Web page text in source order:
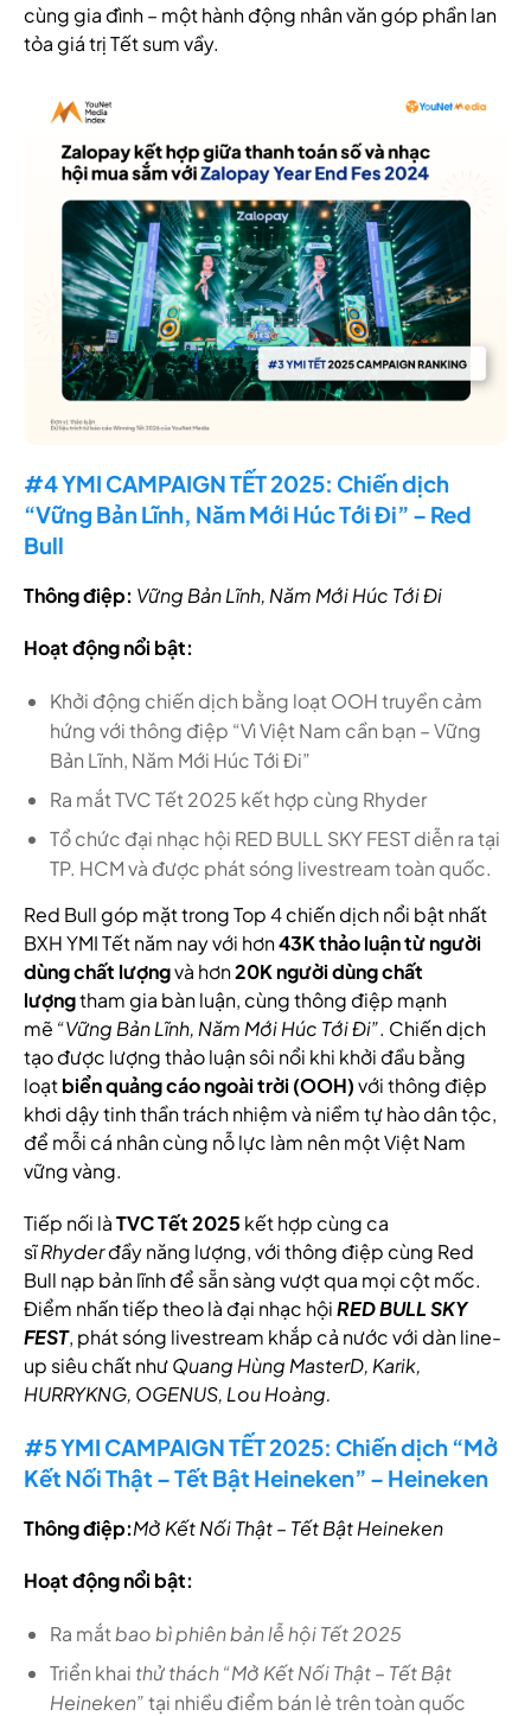
cùng gia đình – một hành động nhân văn góp phần lan
tỏa giá trị Tết sum vầy.
#4 YMI CAMPAIGN TẾT 2025: Chiến dịch
“Vững Bản Lĩnh, Năm Mới Húc Tới Đi” – Red
Bull
Thông điệp: Vững Bản Lĩnh, Năm Mới Húc Tới Đi
Hoạt động nổi bật:
Khởi động chiến dịch bằng loạt OOH truyền cảm
hứng với thông điệp “Vì Việt Nam cần bạn – Vững
Bản Lĩnh, Năm Mới Húc Tới Đi”
Ra mắt TVC Tết 2025 kết hợp cùng Rhyder
Tổ chức đại nhạc hội RED BULL SKY FEST diễn ra tại
TP. HCM và được phát sóng livestream toàn quốc.
Red Bull góp mặt trong Top 4 chiến dịch nổi bật nhất
BXH YMI Tết năm nay với hơn43K thảo luận từ người
dùng chất lượngvà hơn20K người dùng chất
lượngtham gia bàn luận, cùng thông điệp mạnh
mẽ “Vững Bản Lĩnh, Năm Mới Húc Tới Đi”. Chiến dịch
tạo được lượng thảo luận sôi nổi khi khởi đầu bằng
loạtbiển quảng cáo ngoài trời (OOH)với thông điệp
khơi dậy tinh thần trách nhiệm và niềm tự hào dân tộc,
để mỗi cá nhân cùng nỗ lực làm nên một Việt Nam
vững vàng.
Tiếp nối làTVC Tết 2025 kết hợp cùng ca
sĩRhyderđầy năng lượng, với thông điệp cùng Red
Bull nạp bản lĩnh để sẵn sàng vượt qua mọi cột mốc.
Điểm nhấn tiếp theo là đại nhạc hộiRED BULL SKY
FEST, phát sóng livestream khắp cả nước với dàn line-
up siêu chất nhưQuang Hùng MasterD, Karik,
HURRYKNG, OGENUS, Lou Hoàng.
#5 YMI CAMPAIGN TẾT 2025: Chiến dịch “Mở
Kết Nối Thật – Tết Bật Heineken” – Heineken
Thông điệp:Mở Kết Nối Thật – Tết Bật Heineken
Hoạt động nổi bật:
Ra mắt bao bì phiên bản lễ hội Tết 2025
Triển khai thử thách “Mở Kết Nối Thật – Tết Bật
Heineken”tại nhiều điểm bán lẻ trên toàn quốc